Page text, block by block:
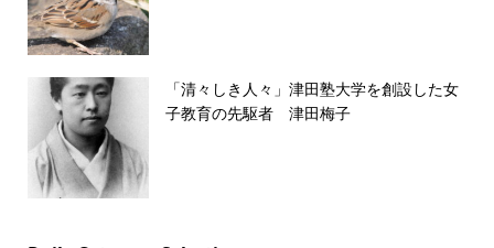
「清々しき人々」津田塾大学を創設した女
子教育の先駆者 津田梅子